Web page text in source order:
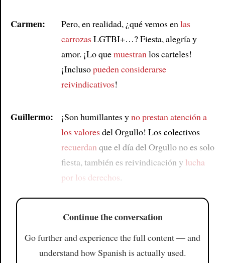
Carmen: Pero, en realidad, ¿qué vemos en las
carrozasLGTBI+…? Fiesta, alegría y
amor. ¡Lo quemuestran los carteles!
¡Inclusopueden considerarse
reivindicativos!
Guillermo: ¡Son humillantes yno prestan atención a
los valoresdel Orgullo! Los colectivos
recuerdan que el día del Orgullo no es solo
fiesta, también es reivindicación y lucha
por los derechos.
Continue the conversation
Go further and experience the full content — and
understand how Spanish is actually used.